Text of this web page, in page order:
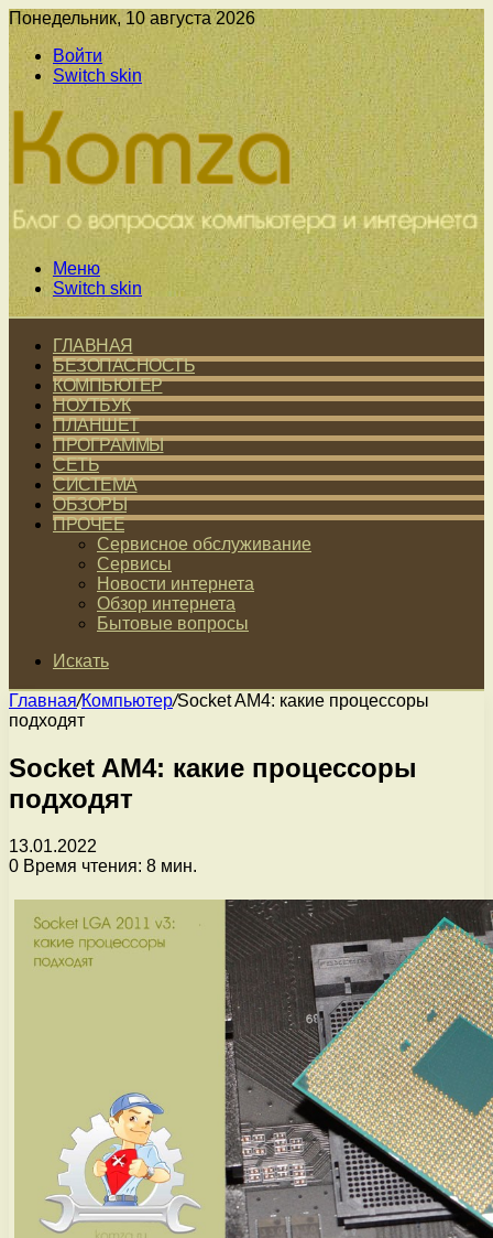
Понедельник, 10 августа 2026
Войти
Switch skin
Меню
Switch skin
ГЛАВНАЯ
БЕЗОПАСНОСТЬ
КОМПЬЮТЕР
НОУТБУК
ПЛАНШЕТ
ПРОГРАММЫ
СЕТЬ
СИСТЕМА
ОБЗОРЫ
ПРОЧЕЕ
Сервисное обслуживание
Сервисы
Новости интернета
Обзор интернета
Бытовые вопросы
Искать
Главная/Компьютер/Socket AM4: какие процессоры
подходят
Socket AM4: какие процессоры
подходят
13.01.2022
0 Время чтения: 8 мин.